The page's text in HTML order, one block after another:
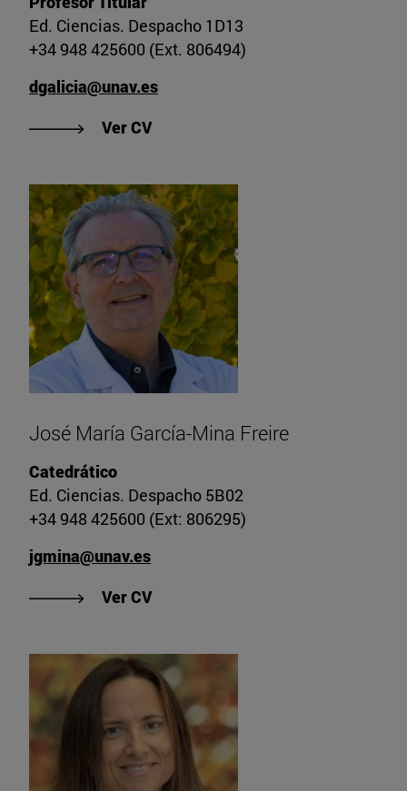
Ed. Ciencias. Despacho 1D13
+34 948 425600 (Ext. 806494)
dgalicia@unav.es
Ver CV"Ver CV de David Galicia Paredes"
José María García-Mina Freire
Catedrático
Ed. Ciencias. Despacho 5B02
+34 948 425600 (Ext: 806295)
jgmina@unav.es
Ver CV"Ver CV de José María García-